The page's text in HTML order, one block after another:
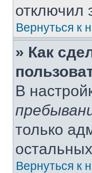
отключил
Вернуться к
» Как
В
только
Вернуться к